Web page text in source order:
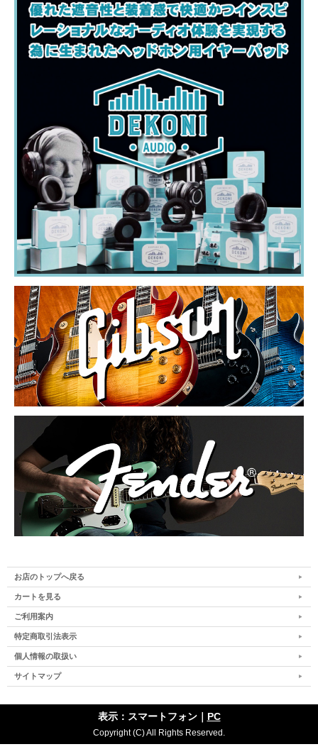
お店のトップへ戻る
カートを見る
ご利用案内
特定商取引法表示
個人情報の取扱い
サイトマップ
表示：スマートフォン｜ PC
Copyright (C) All Rights Reserved.